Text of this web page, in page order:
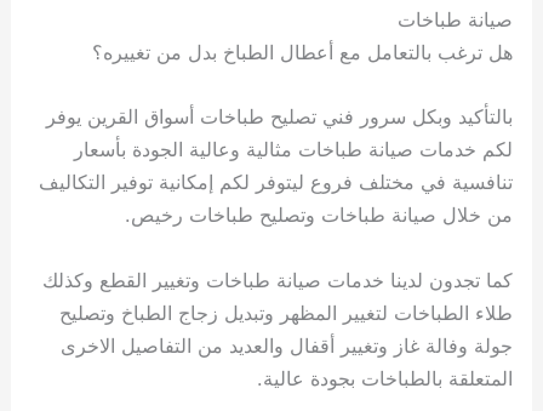
صيانة طباخات
هل ترغب بالتعامل مع أعطال الطباخ بدل من تغييره؟
بالتأكيد وبكل سرور فني تصليح طباخات أسواق القرين يوفر
لكم خدمات صيانة طباخات مثالية وعالية الجودة بأسعار
تنافسية في مختلف فروع ليتوفر لكم إمكانية توفير التكاليف
من خلال صيانة طباخات وتصليح طباخات رخيص.
كما تجدون لدينا خدمات صيانة طباخات وتغيير القطع وكذلك
طلاء الطباخات لتغيير المظهر وتبديل زجاج الطباخ وتصليح
جولة وفالة غاز وتغيير أقفال والعديد من التفاصيل الاخرى
المتعلقة بالطباخات بجودة عالية.